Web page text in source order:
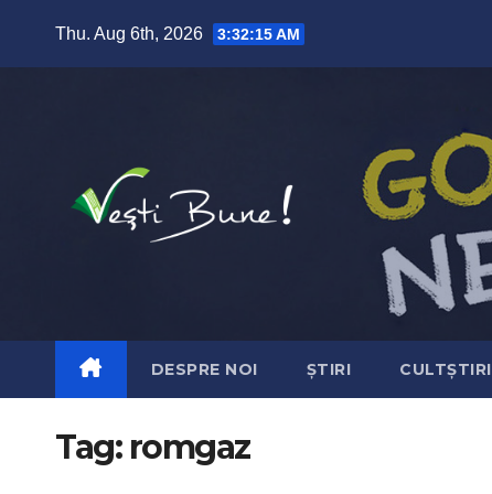
Thu. Aug 6th, 2026
3:32:15 AM
DESPRE NOI ȘTIRI CULTȘTIRI
Tag: romgaz